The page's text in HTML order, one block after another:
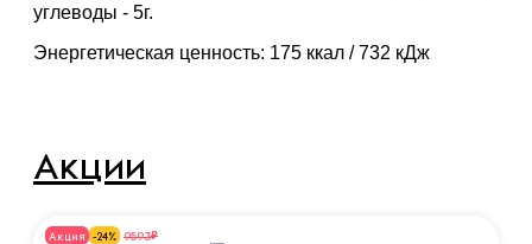
углеводы - 5г.
Энергетическая ценность: 175 ккал / 732 кДж
Акции
Акция -24% 9593₽